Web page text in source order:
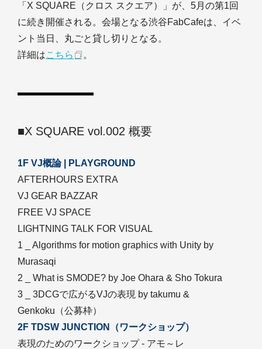
「X SQUARE（クロス スクエア）」が、5月の第1回
に続き開催される。会場となる渋谷FabCafeは、イベ
ント当日、丸ごと貸し切りとなる。
詳細はこちら 。
■X SQUARE vol.002 概要
1F VJ概論 | PLAYGROUND
AFTERHOURS EXTRA
VJ GEAR BAZZAR
FREE VJ SPACE
LIGHTNING TALK FOR VISUAL
1 _ Algorithms for motion graphics with Unity by
Murasaqi
2 _ What is SMODE? by Joe Ohara & Sho Tokura
3 _ 3DCGで広がるVJの表現 by takumu &
Genkoku（公募枠）
2F TDSW JUNCTION（ワークショップ）
表現のためのワークショップ - アモ～レ